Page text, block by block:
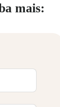
mais: